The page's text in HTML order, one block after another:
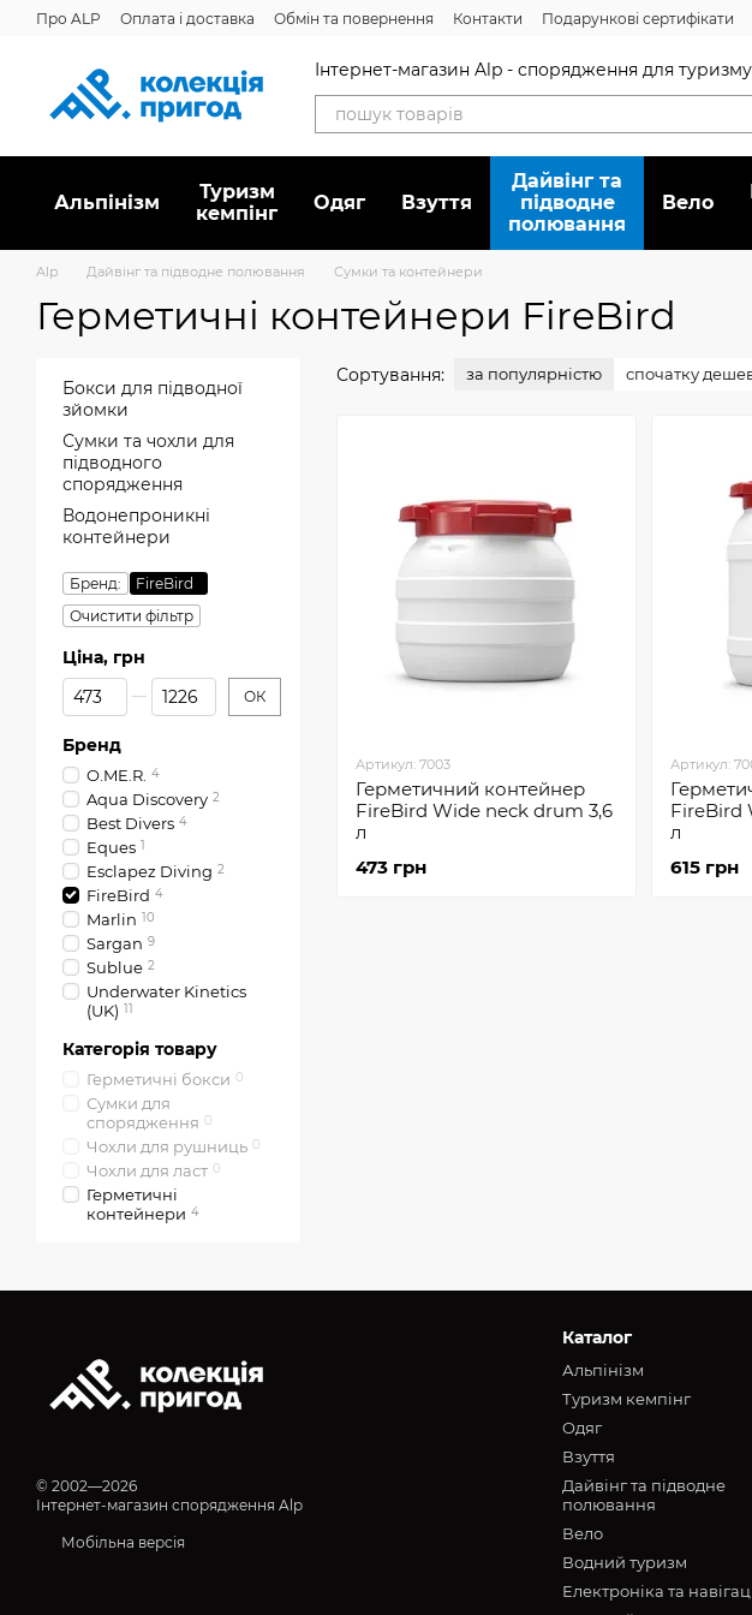
Перейти до основного контенту
Про ALP Оплата і доставка Обмін та повернення Контакти Подарункові сертифікати
Інтернет-магазин Alp - спорядження для туризму
Альпінізм
Туризм
кемпінг
Oдяг Взуття
Дайвінг та
підводне
полювання
Вело
Alp Дайвінг та підводне полювання Сумки та контейнери
Герметичні контейнери FireBird
Сортування: за популярністю спочатку
Артикул: 7003
Герметичний контейнер
FireBird Wide neck drum 3,6
л
473 грн
Артикул:
FireBird
л
615 грн
Бокси для підводної
зйомки
Сумки та чохли для
підводного
спорядження
Водонепроникні
контейнери
Бренд:
FireBird
Очистити фільтр
Ціна, грн
Від Ціна, грн
До Ціна, грн ОК
Бренд
O.ME.R. 4
Aqua Discovery 2
Best Divers 4
Eques 1
Esclapez Diving 2
FireBird 4
Marlin 10
Sargan 9
Sublue 2
Underwater Kinetics
(UK) 11
Категорія товару
Герметичні бокси 0
Сумки для
спорядження 0
Чохли для рушниць 0
Чохли для ласт 0
Герметичні
контейнери 4
© 2002—2026
Інтернет-магазин спорядження Alp
Мобільна версія
Каталог
Альпінізм
Туризм кемпінг
Oдяг
Взуття
Дайвінг та підводне
полювання
Вело
Водний туризм
Електроніка та